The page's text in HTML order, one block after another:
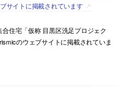
サイトに掲載されています
住宅「仮称 目黒区洗足プロジェク
のウェブサイトに掲載されていま